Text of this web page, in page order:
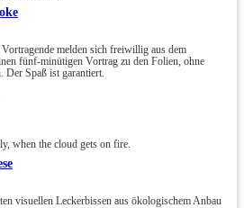
melden sich freiwillig aus dem
fünf-minütigen Vortrag zu den Folien, ohne
Der Spaß ist garantiert.
when the cloud gets on fire.
visuellen Leckerbissen aus ökologischem Anbau